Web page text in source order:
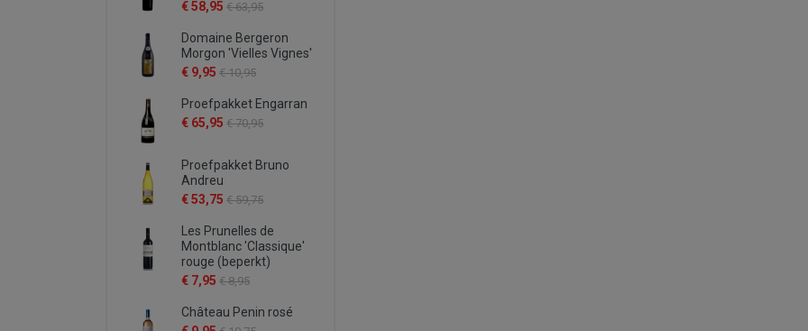
€ 58,95 € 63,95
Domaine Bergeron
Morgon 'Vielles Vignes'
€ 9,95 € 10,95
Proefpakket Engarran
€ 65,95 € 70,95
Proefpakket Bruno
Andreu
€ 53,75 € 59,75
Les Prunelles de
Montblanc 'Classique'
rouge (beperkt)
€ 7,95 € 8,95
Château Penin rosé